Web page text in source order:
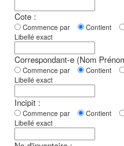
Cote :
Commence par Contient
Libellé exact
Correspondant-e (Nom
Commence par Contient
Libellé exact
Incipit :
Commence par Contient
Libellé exact